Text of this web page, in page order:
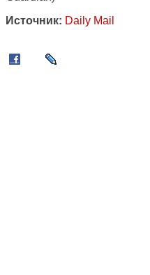
Источник: Daily Mail